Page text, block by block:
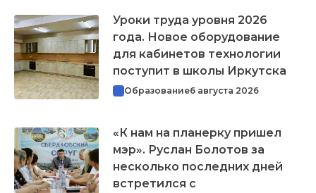
Уроки труда уровня 2026
года. Новое оборудование
для кабинетов технологии
поступит в школы Иркутска
Образование6 августа 2026
«К нам на планерку пришел
мэр». Руслан Болотов за
несколько последних дней
встретился с